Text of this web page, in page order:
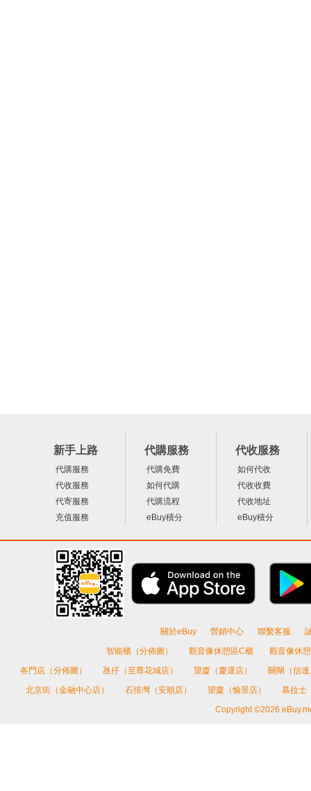
新手上路
代購服務
代收服務
代寄服務
充值服務
代購服務
代購免費
如何代購
代購流程
eBuy積分
代收服務
如何代收
代收收費
代收地址
eBuy積分
關於eBuy 營銷中心 聯繫客服
智能櫃（分佈圖）
觀音像休憩區C櫃
觀音像休
各門店（分佈圖）
氹仔（至尊花城店） 望廈（慶運店）
關閘（信
北京街（金融中心店）
石排灣（安順店） 望廈（愉景店）
慕拉士
Copyright ©2026